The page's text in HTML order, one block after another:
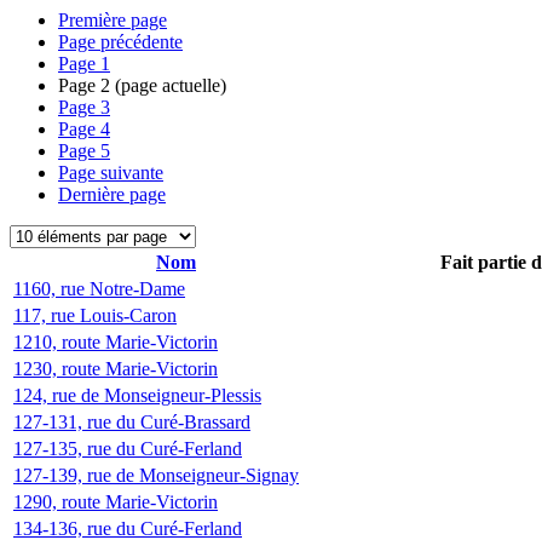
Première page
Page précédente
Page 1
Page 2 (page actuelle)
Page 3
Page 4
Page 5
Page suivante
Dernière page
Nom
Fait partie
1160, rue Notre-Dame
117, rue Louis-Caron
1210, route Marie-Victorin
1230, route Marie-Victorin
124, rue de Monseigneur-Plessis
127-131, rue du Curé-Brassard
127-135, rue du Curé-Ferland
127-139, rue de Monseigneur-Signay
1290, route Marie-Victorin
134-136, rue du Curé-Ferland